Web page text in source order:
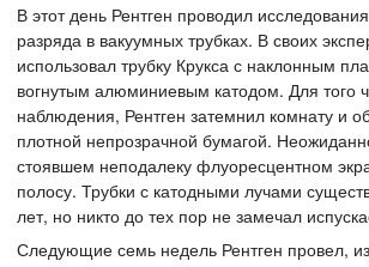
В этот день Рентген проводил
разряда в вакуумных трубках. В своих
использовал трубку Крукса с наклонным
вогнутым алюминиевым катодом. Для того
наблюдения, Рентген затемнил комнату и
плотной непрозрачной бумагой.
стоявшем неподалеку флуоресцентном
полосу. Трубки с катодными лучами
лет, но никто до тех пор не замечал
Следующие семь недель Рентген провел,